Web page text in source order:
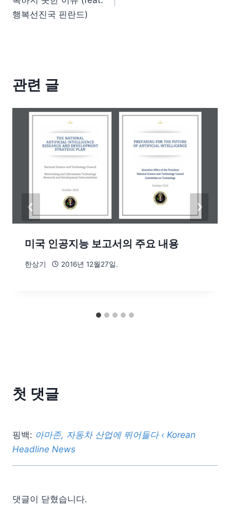
행복선진국 핀란드)
관련 글
미국 인공지능 보고서의 주요 내용
한상기 2016년 12월27일.
첫 댓글
핑백: 아마존, 자동차 산업에 뛰어들다 ‹ Korean
Headline News
댓글이 닫혔습니다.